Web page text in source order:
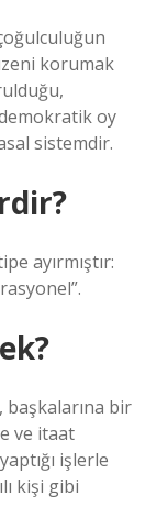
korumak
oy
sistemdir.
ayırmıştır:
bir
ve itaat
işlerle
kişi gibi